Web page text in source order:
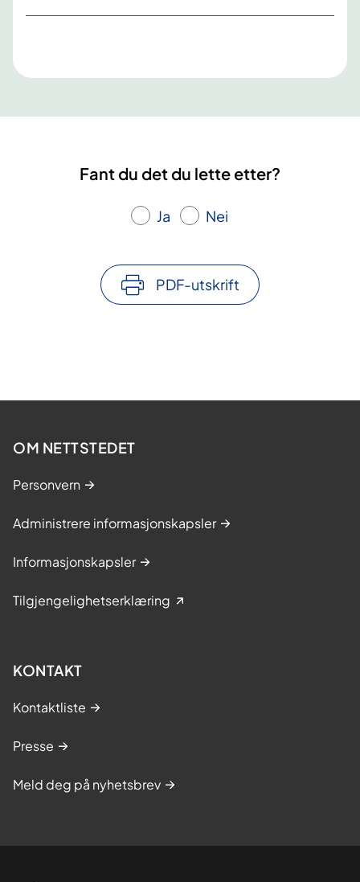
Fant du det du lette etter?
Ja Nei
PDF-utskrift
OM NETTSTEDET
Personvern
Administrere informasjonskapsler
Informasjonskapsler
Tilgjengelighetserklæring
KONTAKT
Kontaktliste
Presse
Meld deg på nyhetsbrev